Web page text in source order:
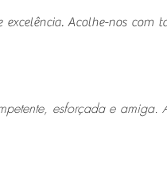
Acolhe-nos
esforçada e